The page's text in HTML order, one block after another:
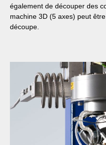
également de découper des
machine 3D (5 axes) peut
découpe.